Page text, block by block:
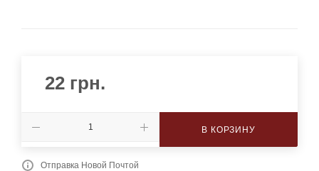
22 грн.
В КОРЗИНУ
Отправка Новой Почтой